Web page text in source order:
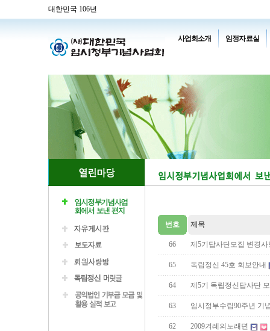
대한민국 106년
사업회소개 임정자료실
번호 제목
66 제5기답사단모집 변경사
65 독립정신 45호 회보안내
64 제5기 독립정신답사단
63 임시정부수립90주년 기
62 2009겨레의노래뎐